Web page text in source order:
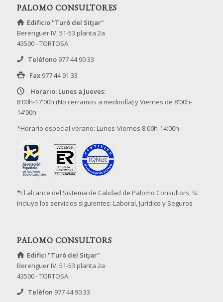
PALOMO CONSULTORES
Edificio "Turó del Sitjar"
Berenguer IV, 51-53 planta 2a
43500 - TORTOSA
Teléfono 977 44 90 33
Fax 977 44 91 33
Horario: Lunes a Jueves:
8'00h-17'00h (No cerramos a mediodía) y Viernes de 8'00h-
14'00h
*Horario especial verano: Lunes-Viernes 8:00h-14:00h
*El alcance del Sistema de Calidad de Palomo Consultors, SL
incluye los servicios siguientes: Laboral, Jurídico y Seguros
PALOMO CONSULTORS
Edifici "Turó del Sitjar"
Berenguer IV, 51-53 planta 2a
43500 - TORTOSA
Telèfon 977 44 90 33